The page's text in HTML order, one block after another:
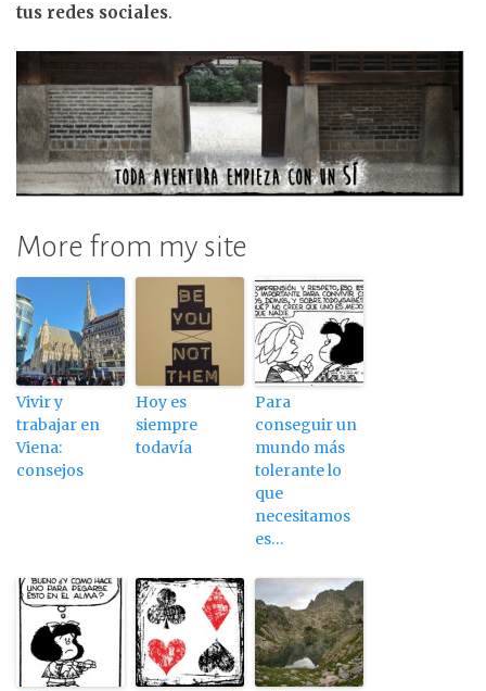
tus redes sociales.
More from my site
Vivir y
trabajar en
Viena:
consejos
Hoy es
siempre
todavía
Para
conseguir un
mundo más
tolerante lo
que
necesitamos
es…